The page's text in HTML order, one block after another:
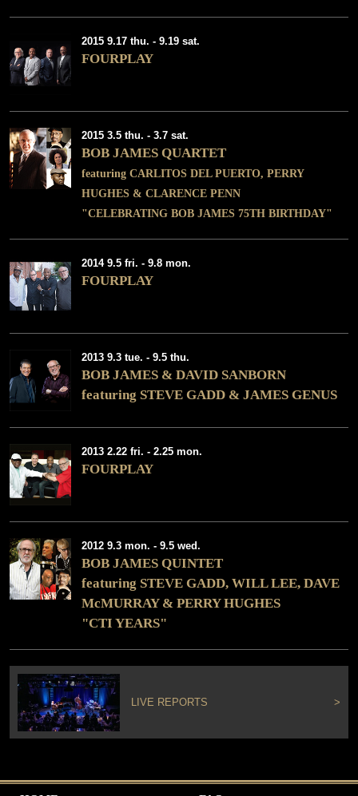
2015 9.17 thu. - 9.19 sat.
FOURPLAY
2015 3.5 thu. - 3.7 sat.
BOB JAMES QUARTET
featuring CARLITOS DEL PUERTO, PERRY
HUGHES & CLARENCE PENN
"CELEBRATING BOB JAMES 75TH BIRTHDAY"
2014 9.5 fri. - 9.8 mon.
FOURPLAY
2013 9.3 tue. - 9.5 thu.
BOB JAMES & DAVID SANBORN
featuring STEVE GADD & JAMES GENUS
2013 2.22 fri. - 2.25 mon.
FOURPLAY
2012 9.3 mon. - 9.5 wed.
BOB JAMES QUINTET
featuring STEVE GADD, WILL LEE, DAVE
McMURRAY & PERRY HUGHES
"CTI YEARS"
LIVE REPORTS >